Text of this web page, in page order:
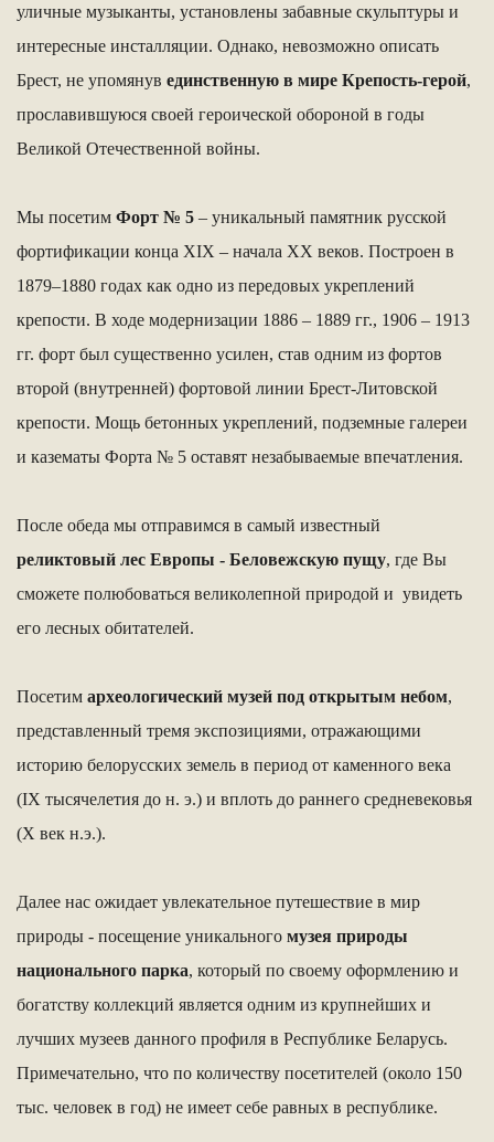
уличные музыканты, установлены забавные скульптуры и
интересные инсталляции. Однако, невозможно описать
Брест, не упомянув единственную в мире Крепость-герой,
прославившуюся своей героической обороной в годы
Великой Отечественной войны.
Мы посетим Форт № 5 – уникальный памятник русской
фортификации конца XIX – начала XX веков. Построен в
1879–1880 годах как одно из передовых укреплений
крепости. В ходе модернизации 1886 – 1889 гг., 1906 – 1913
гг. форт был существенно усилен, став одним из фортов
второй (внутренней) фортовой линии Брест-Литовской
крепости. Мощь бетонных укреплений, подземные галереи
и казематы Форта № 5 оставят незабываемые впечатления.
После обеда мы отправимся в самый известный
реликтовый лес Европы - Беловежскую пущу, где Вы
сможете полюбоваться великолепной природой и увидеть
его лесных обитателей.
Посетим археологический музей под открытым небом,
представленный тремя экспозициями, отражающими
историю белорусских земель в период от каменного века
(IX тысячелетия до н. э.) и вплоть до раннего средневековья
(X век н.э.).
Далее нас ожидает увлекательное путешествие в мир
природы - посещение уникального музея природы
национального парка, который по своему оформлению и
богатству коллекций является одним из крупнейших и
лучших музеев данного профиля в Республике Беларусь.
Примечательно, что по количеству посетителей (около 150
тыс. человек в год) не имеет себе равных в республике.